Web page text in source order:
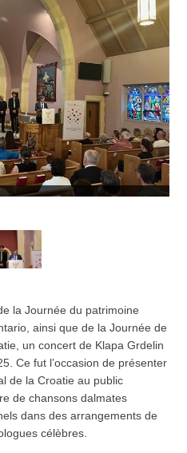
la Journée du patrimoine
ainsi que de la Journée de
un concert de Klapa Grdelin
Ce fut l’occasion de présenter
de la Croatie au public
de chansons dalmates
dans des arrangements de
célèbres.